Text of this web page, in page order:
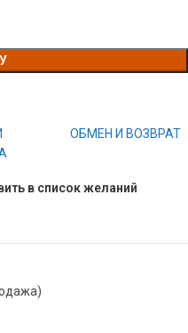
ОБМЕН И ВОЗВРАТ
в список желаний